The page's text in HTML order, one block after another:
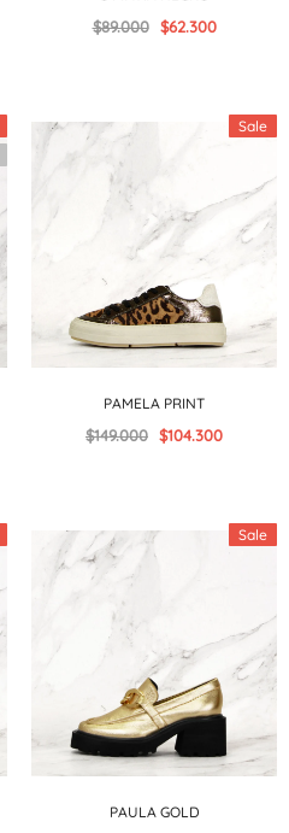
$89.000 $62.300
Sale
PAMELA PRINT
$149.000 $104.300
Sale
PAULA GOLD